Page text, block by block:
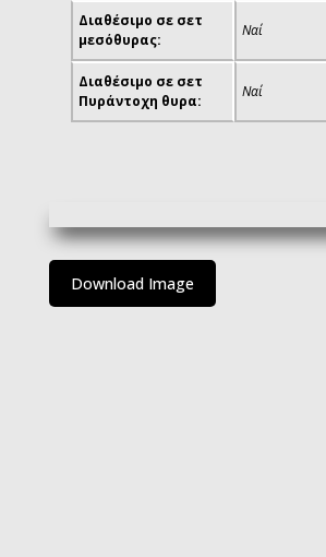
Διαθέσιμο σε σετ
μεσόθυρας:
Ναί
Διαθέσιμο σε σετ
Πυράντοχη θυρα:
Ναί
Download Image